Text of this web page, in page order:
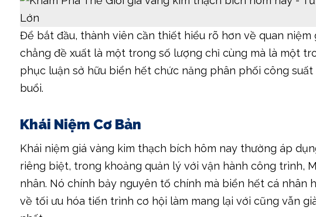
Để bắt đầu, thành viên cần thiết hiểu rõ hơn về quan
chẳng đề xuất là một trong số lượng chỉ cùng mà là một
phục luận sở hữu biển hết chức năng phân phối công
buổi.
Khái Niệm Cơ Bản
Khái niệm giá vàng kim thạch bích hôm nay thường áp
riêng biệt, trong khoảng quản lý với vận hành công trình,
nhân. Nó chính bảy nguyên tố chính mà biển hết cá nhân
về tối ưu hóa tiến trình cơ hội làm mang lại với cũng vẫn